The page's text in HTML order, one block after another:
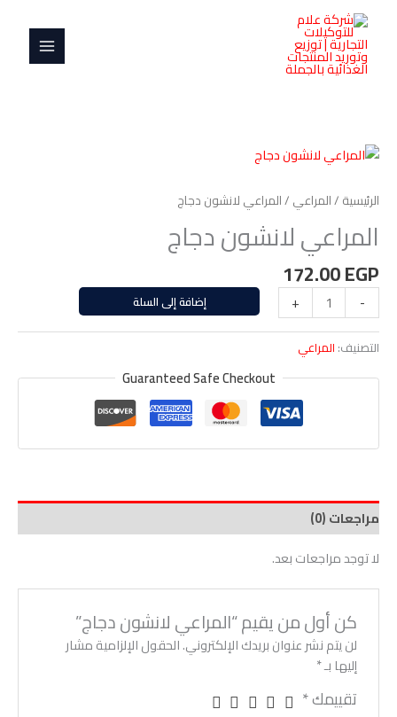
المحتوى
MENU
الرئيسية /المراعي / المراعي لانشون دجاج
المراعي لانشون دجاج
172.00EGP
-
كمية
لانشون
دجاج
+ إضافة إلى السلة
التصنيف: المراعي
Guaranteed Safe Checkout
مراجعات (0)
لا توجد مراجعات بعد.
كن أول من يقيم “المراعي لانشون دجاج”
لن يتم نشر عنوان بريدك الإلكتروني.الحقول الإلزامية مشار
إليها بـ*
تقييمك*
دجاج